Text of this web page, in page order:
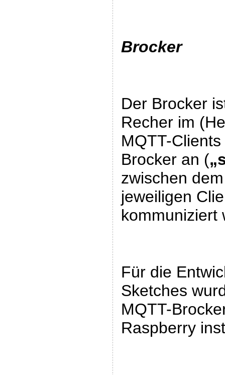
Brocker
Der Brocker
Recher im
MQTT-
Brocker an (
zwischen
jeweiligen
kommuniziert
Für die
Sketches
MQTT-
Raspberry